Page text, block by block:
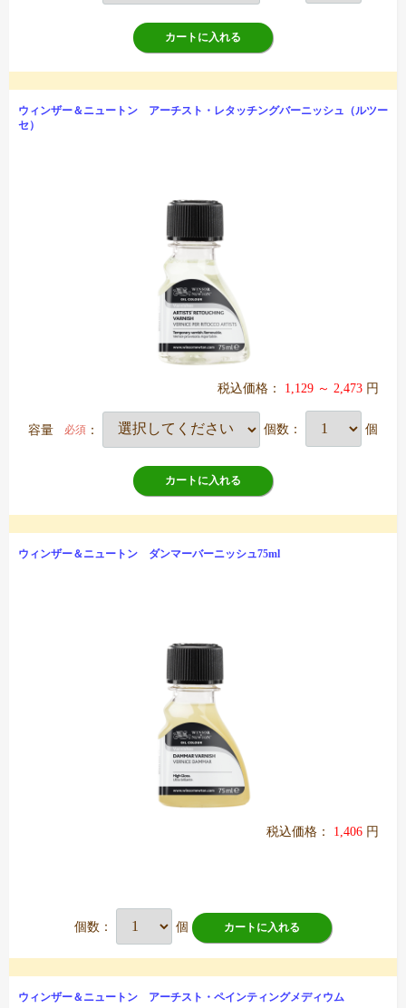
カートに入れる
ウィンザー＆ニュートン アーチスト・レタッチングバーニッシュ（ルツー
セ）
税込価格： 1,129 ～ 2,473 円
容量 必須 ： 個数： 個
カートに入れる
ウィンザー＆ニュートン ダンマーバーニッシュ75ml
税込価格： 1,406 円
個数： 個 カートに入れる
ウィンザー＆ニュートン アーチスト・ペインティングメディウム